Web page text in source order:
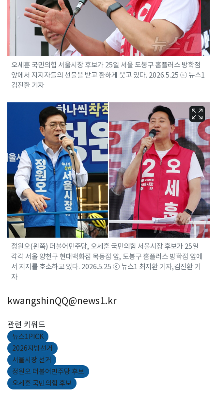
오세훈 국민의힘 서울시장 후보가 25일 서울 도봉구 홈플러스 방학점
앞에서 지지자들의 선물을 받고 환하게 웃고 있다. 2026.5.25 ⓒ 뉴스1
김진환 기자
정원오(왼쪽) 더불어민주당, 오세훈 국민의힘 서울시장 후보가 25일
각각 서울 양천구 현대백화점 목동점 앞, 도봉구 홈플러스 방학점 앞에
서 지지를 호소하고 있다. 2026.5.25 ⓒ 뉴스1 최지환 기자,김진환 기
자
kwangshinQQ@news1.kr
관련 키워드
뉴스1PICK
2026지방선거
서울시장 선거
정원오 더불어민주당 후보
오세훈 국민의힘 후보